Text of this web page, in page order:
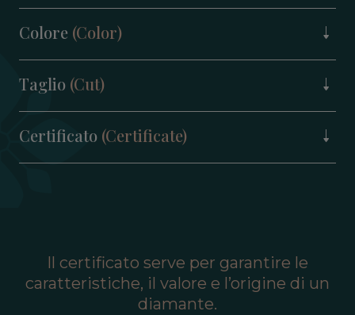
Colore (Color)
Taglio (Cut)
Certificato (Certificate)
Il certificato serve per garantire le
caratteristiche, il valore e l’origine di un
diamante.